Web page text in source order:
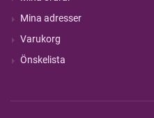
Mina adresser
Varukorg
Önskelista